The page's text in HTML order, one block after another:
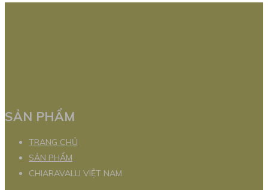
SẢN PHẨM
TRANG CHỦ
SẢN PHẨM
CHIARAVALLI VIỆT NAM